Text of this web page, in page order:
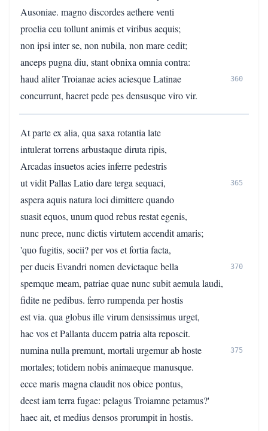
Ausoniae. magno discordes aethere venti
proelia ceu tollunt animis et viribus aequis;
non ipsi inter se, non nubila, non mare cedit;
anceps pugna diu, stant obnixa omnia contra:
haud aliter Troianae acies aciesque Latinae
360
concurrunt, haeret pede pes densusque viro vir.
At parte ex alia, qua saxa rotantia late
intulerat torrens arbustaque diruta ripis,
Arcadas insuetos acies inferre pedestris
ut vidit Pallas Latio dare terga sequaci,
365
aspera aquis natura loci dimittere quando
suasit equos, unum quod rebus restat egenis,
nunc prece, nunc dictis virtutem accendit amaris;
'quo fugitis, socii? per vos et fortia facta,
per ducis Evandri nomen devictaque bella
370
spemque meam, patriae quae nunc subit aemula laudi,
fidite ne pedibus. ferro rumpenda per hostis
est via. qua globus ille virum densissimus urget,
hac vos et Pallanta ducem patria alta reposcit.
numina nulla premunt, mortali urgemur ab hoste
375
mortales; totidem nobis animaeque manusque.
ecce maris magna claudit nos obice pontus,
deest iam terra fugae: pelagus Troiamne petamus?'
haec ait, et medius densos prorumpit in hostis.